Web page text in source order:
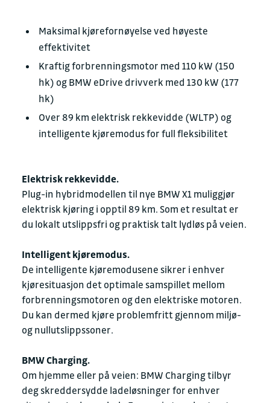
Maksimal kjørefornøyelse ved høyeste
effektivitet
Kraftig forbrenningsmotor med 110 kW (150
hk) og BMW eDrive drivverk med 130 kW (177
hk)
Over 89 km elektrisk rekkevidde (WLTP) og
intelligente kjøremodus for full fleksibilitet
Elektrisk rekkevidde.
Plug-in hybridmodellen til nye BMW X1 muliggjør
elektrisk kjøring i opptil 89 km. Som et resultat er
du lokalt utslippsfri og praktisk talt lydløs på veien.
Intelligent kjøremodus.
De intelligente kjøremodusene sikrer i enhver
kjøresituasjon det optimale samspillet mellom
forbrenningsmotoren og den elektriske motoren.
Du kan dermed kjøre problemfritt gjennom miljø-
og nullutslippssoner.
BMW Charging.
Om hjemme eller på veien: BMW Charging tilbyr
deg skreddersydde ladeløsninger for enhver